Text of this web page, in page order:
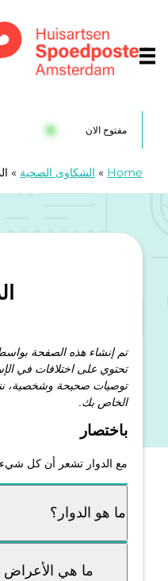
مفتوح الان
Home
» الشكاوى الصحية »
تم إنشاء هذه الصفحة
تحتوي على اختلافات في
توصيات صحيحة وشخصية،
الخاص بك.
باختصار
مع الدوار تشعر أن كل
ما هو الدوار؟
ما هي الأعراض